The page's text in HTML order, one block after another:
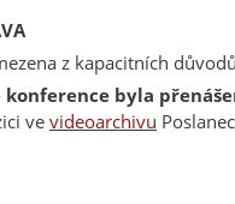
z kapacitních
konference byla
vevideoarchivu